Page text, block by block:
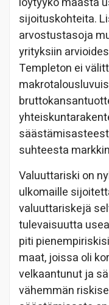
sijoituskohteita.
arvostustasoja
yrityksiin
Templeton ei
suhteesta
Valuuttariski on
ulkomaille
valuuttariskejä
tulevaisuutta
piti
maat, joissa oli
velkaantunut ja
vähemmän